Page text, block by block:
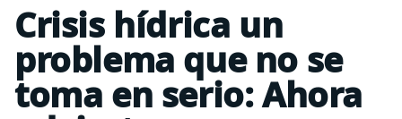
Crisis hídrica un
problema que no se
toma en serio: Ahora